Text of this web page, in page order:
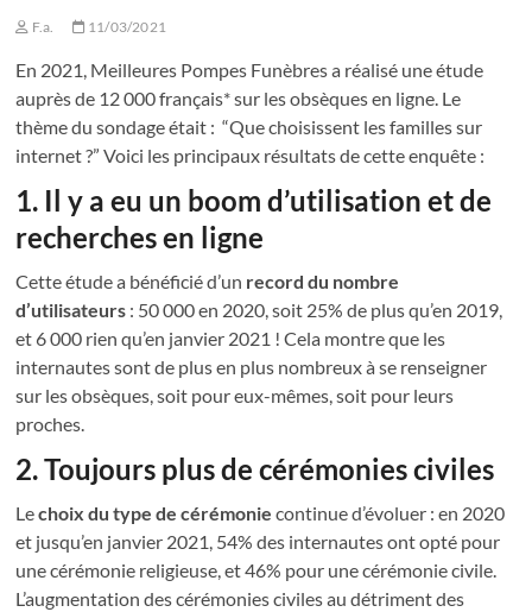
F.a. 11/03/2021
En 2021, Meilleures Pompes Funèbres a réalisé une étude
auprès de 12 000 français* sur les obsèques en ligne. Le
thème du sondage était : “Que choisissent les familles sur
internet ?” Voici les principaux résultats de cette enquête :
1. Il y a eu un boom d’utilisation et de
recherches en ligne
Cette étude a bénéficié d’un record du nombre
d’utilisateurs : 50 000 en 2020, soit 25% de plus qu’en 2019,
et 6 000 rien qu’en janvier 2021 ! Cela montre que les
internautes sont de plus en plus nombreux à se renseigner
sur les obsèques, soit pour eux-mêmes, soit pour leurs
proches.
2. Toujours plus de cérémonies civiles
Lechoix du type de cérémonie continue d’évoluer : en 2020
et jusqu’en janvier 2021, 54% des internautes ont opté pour
une cérémonie religieuse, et 46% pour une cérémonie civile.
L’augmentation des cérémonies civiles au détriment des